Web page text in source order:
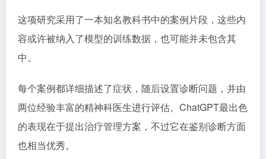
这项研究采用了一本知名教科书中的案例片段，这些内
容或许被纳入了模型的训练数据，也可能并未包含其
中。
每个案例都详细描述了症状，随后设置诊断问题，并由
两位经验丰富的精神科医生进行评估。ChatGPT最出色
的表现在于提出治疗管理方案，不过它在鉴别诊断方面
也相当优秀。